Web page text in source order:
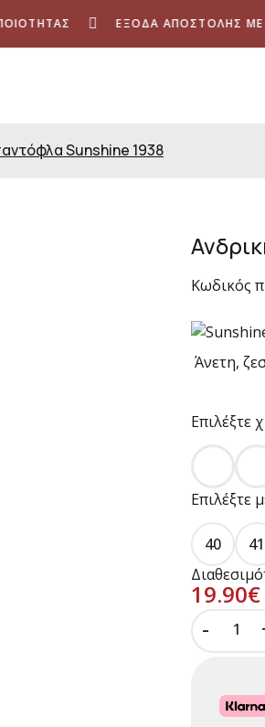
ΈΞΟΔΑ ΑΠΟΣΤΟΛΉΣ ΜΕ
Sunshine 1938
Κωδικός
Άνετη,
Επιλέξτε
Επιλέξτε
40 41
19.90€
-